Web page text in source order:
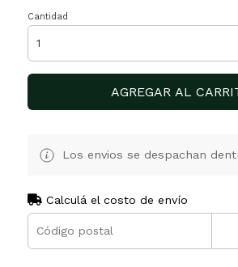
Cantidad
AGREGAR AL
Los envios se despachan
Calculá el costo de envío